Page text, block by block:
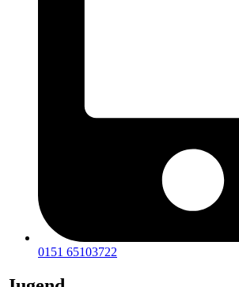
0151 65103722